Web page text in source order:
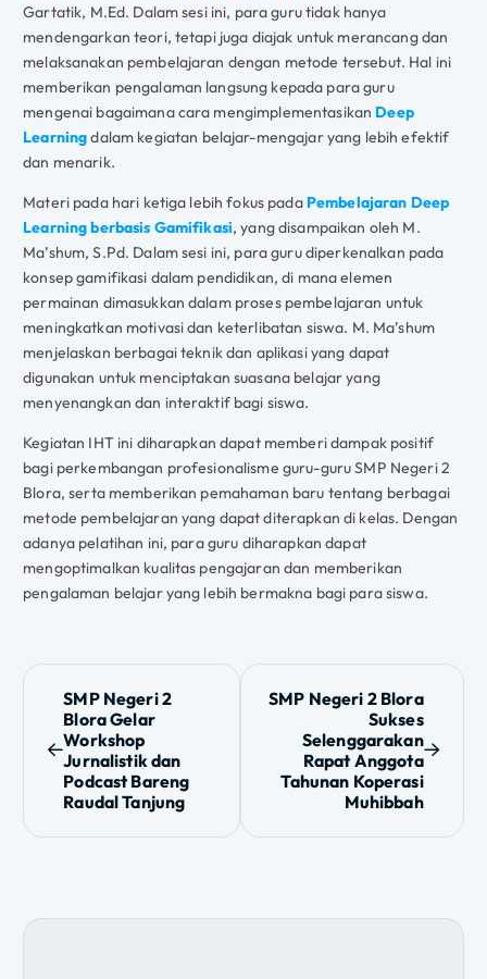
Gartatik, M.Ed. Dalam sesi ini, para guru tidak hanya
mendengarkan teori, tetapi juga diajak untuk merancang dan
melaksanakan pembelajaran dengan metode tersebut. Hal ini
memberikan pengalaman langsung kepada para guru
mengenai bagaimana cara mengimplementasikan Deep
Learningdalam kegiatan belajar-mengajar yang lebih efektif
dan menarik.
Materi pada hari ketiga lebih fokus pada Pembelajaran Deep
Learning berbasis Gamifikasi, yang disampaikan oleh M.
Ma’shum, S.Pd. Dalam sesi ini, para guru diperkenalkan pada
konsep gamifikasi dalam pendidikan, di mana elemen
permainan dimasukkan dalam proses pembelajaran untuk
meningkatkan motivasi dan keterlibatan siswa. M. Ma’shum
menjelaskan berbagai teknik dan aplikasi yang dapat
digunakan untuk menciptakan suasana belajar yang
menyenangkan dan interaktif bagi siswa.
Kegiatan IHT ini diharapkan dapat memberi dampak positif
bagi perkembangan profesionalisme guru-guru SMP Negeri 2
Blora, serta memberikan pemahaman baru tentang berbagai
metode pembelajaran yang dapat diterapkan di kelas. Dengan
adanya pelatihan ini, para guru diharapkan dapat
mengoptimalkan kualitas pengajaran dan memberikan
pengalaman belajar yang lebih bermakna bagi para siswa.
N
i
a
SMP Negeri 2
Blora Gelar
Workshop
Jurnalistik dan
Podcast Bareng
Raudal Tanjung
SMP Negeri 2 Blora
Sukses
Selenggarakan
Rapat Anggota
Tahunan Koperasi
Muhibbah